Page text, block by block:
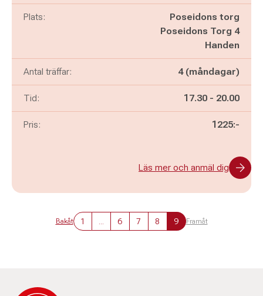
Plats:
Poseidons torg
Poseidons Torg 4
Handen
Antal träffar: 4 (måndagar)
Tid: Pågår mellan
17.30 - och
20.00
Pris: 1225:-
Läs mer och anmäl dig
Bakåt 1 6 7 8 9 Framåt